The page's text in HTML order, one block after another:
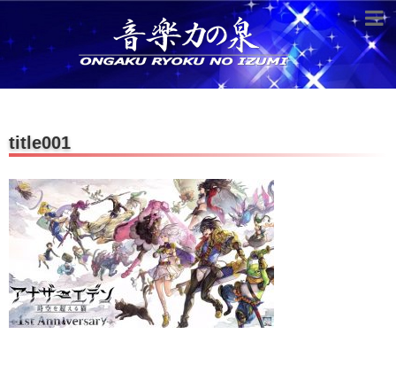
title001
超役立つ知識／雑学
knowledge
音のしくみ
作曲技術
compose Tech
世界一わかりやすい音楽理論
名作を分析する
打ち込みテクニックを極める